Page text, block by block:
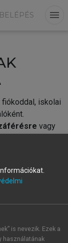
BELÉPÉS menu
iskolai
vagy
is nevezik. Ezek a
használatának